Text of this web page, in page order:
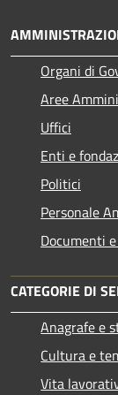
Organi di
Aree
Uffici
Enti e
Politici
Personale
Documenti
CATEGORIE DI
Anagrafe e
Cultura e
Vita